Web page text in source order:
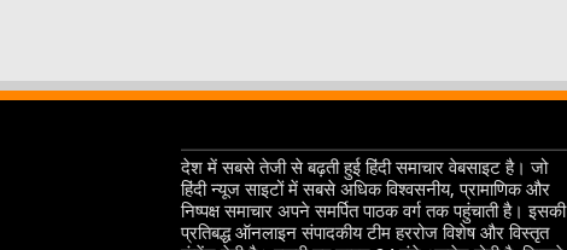
देश में सबसे तेजी से बढ़ती हुई हिंदी समाचार वेबसाइट है। जो
हिंदी न्यूज साइटों में सबसे अधिक विश्वसनीय, प्रामाणिक और
निष्पक्ष समाचार अपने समर्पित पाठक वर्ग तक पहुंचाती है। इसकी
प्रतिबद्ध ऑनलाइन संपादकीय टीम हररोज विशेष और विस्तृत